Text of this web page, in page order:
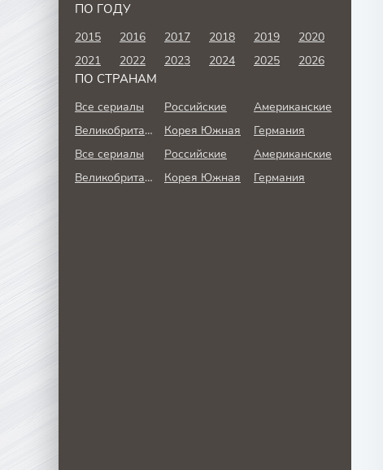
ПО ГОДУ
2015 2016 2017 2018 2019
2020
2021
2022 2023 2024 2025 2026
ПО СТРАНАМ
Все сериалы Российские
Американские
Великобритания
Корея Южная
Германия
Все сериалы
Российские
Американские
Великобритания
Корея Южная Германия